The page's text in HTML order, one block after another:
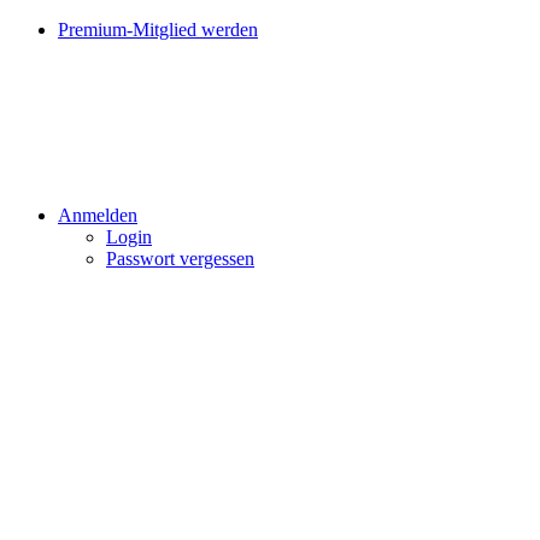
Premium-Mitglied werden
Anmelden
Login
Passwort vergessen